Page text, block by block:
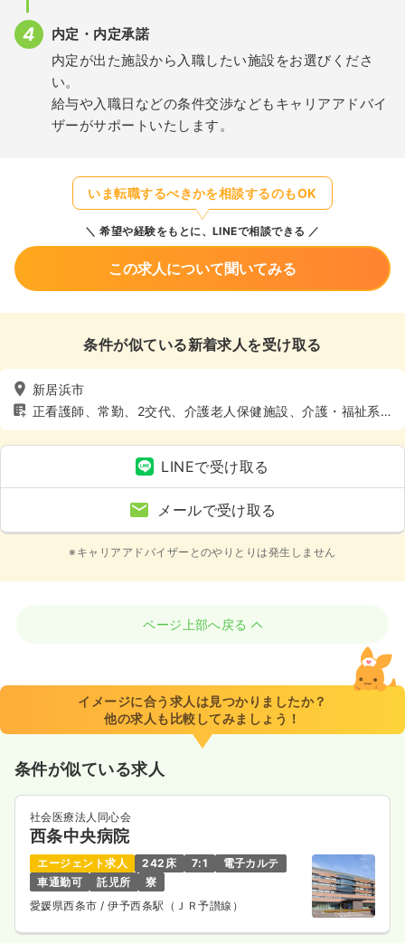
内定・内定承諾
内定が出た施設から入職したい施設をお選びくださ
い。
給与や入職日などの条件交渉などもキャリアアドバイ
ザーがサポートいたします。
いま転職するべきかを相談するのもOK
希望や経験をもとに、LINEで相談できる
この求人について聞いてみる
条件が似ている新着求人を受け取る
新居浜市
正看護師、常勤、2交代、介護老人保健施設、介護・福祉系、
4週8休以上
LINEで受け取る
メールで受け取る
※キャリアアドバイザーとのやりとりは発生しません
ページ上部へ戻る
イメージに合う求人は見つかりましたか？
他の求人も比較してみましょう！
条件が似ている求人
社会医療法人同心会
西条中央病院
エージェント求人 242床 7:1
電子カルテ
車通勤可
託児所
寮
愛媛県西条市 / 伊予西条駅（ＪＲ予讃線）